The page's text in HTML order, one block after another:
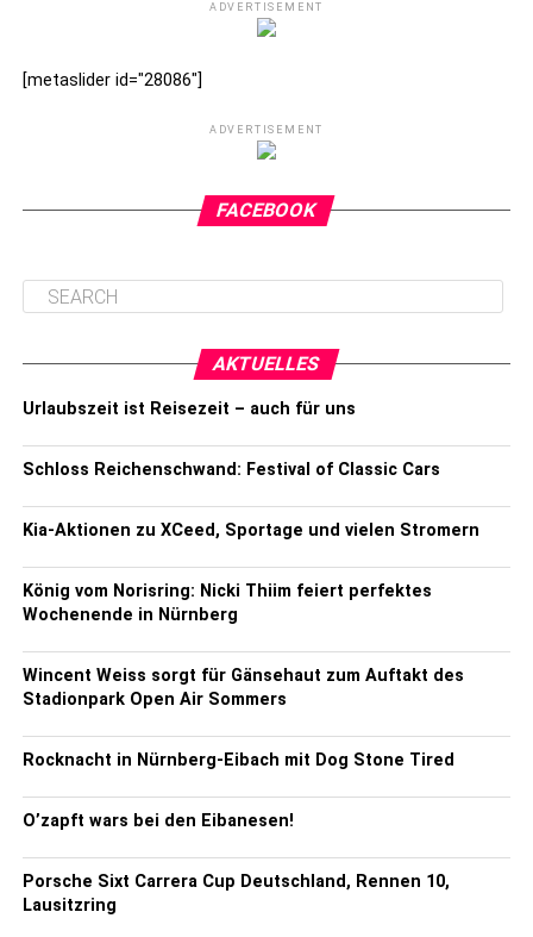
ADVERTISEMENT
[metaslider id="28086"]
ADVERTISEMENT
FACEBOOK
AKTUELLES
Urlaubszeit ist Reisezeit – auch für uns
Schloss Reichenschwand: Festival of Classic Cars
Kia-Aktionen zu XCeed, Sportage und vielen Stromern
König vom Norisring: Nicki Thiim feiert perfektes
Wochenende in Nürnberg
Wincent Weiss sorgt für Gänsehaut zum Auftakt des
Stadionpark Open Air Sommers
Rocknacht in Nürnberg-Eibach mit Dog Stone Tired
O’zapft wars bei den Eibanesen!
Porsche Sixt Carrera Cup Deutschland, Rennen 10,
Lausitzring